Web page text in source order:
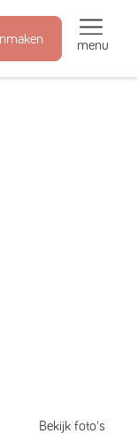
menu
Bekijk foto's